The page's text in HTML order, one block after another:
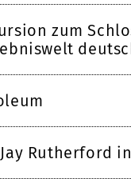
zum
Rutherford